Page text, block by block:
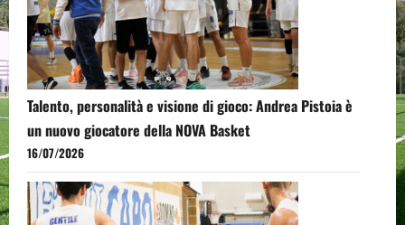
Talento, personalità e visione di gioco: Andrea Pistoia è
un nuovo giocatore della NOVA Basket
16/07/2026